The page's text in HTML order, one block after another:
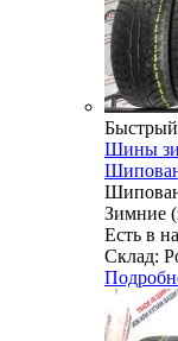
Шины
Зимние
Есть в
Склад: